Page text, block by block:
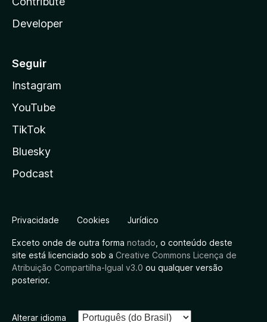
Developer
Seguir
Instagram
YouTube
TikTok
Bluesky
Podcast
Privacidade Cookies Jurídico
Exceto onde de outra forma notado , o conteúdo deste
site está licenciado sob a Creative Commons Licença de
Atribuição Compartilha-Igual v3.0 ou qualquer versão
posterior.
Alterar idioma